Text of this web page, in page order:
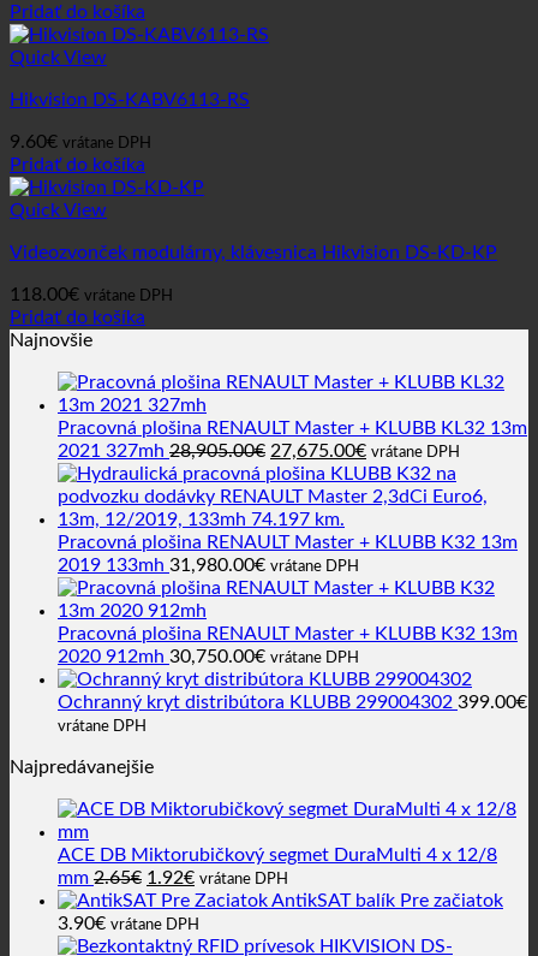
Pridať do košíka
Quick View
Hikvision DS-KABV6113-RS
9.60€ vrátane DPH
Pridať do košíka
Quick View
Videozvonček modulárny, klávesnica Hikvision DS-KD-KP
118.00€ vrátane DPH
Pridať do košíka
Najnovšie
Pracovná plošina RENAULT Master + KLUBB KL32 13m
2021 327mh 28,905.00€ Pôvodná
cena
bola:
28,905.00€.
27,675.00€Aktuálna
cena
je:
vrátane DPH
Pracovná plošina RENAULT Master + KLUBB K32 13m
2019 133mh 31,980.00€ vrátane DPH
Pracovná plošina RENAULT Master + KLUBB K32 13m
2020 912mh 30,750.00€ vrátane DPH
Ochranný kryt distribútora KLUBB 299004302 399.00€
vrátane DPH
Najpredávanejšie
ACE DB Miktorubičkový segmet DuraMulti 4 x 12/8
mm 2.65€ Pôvodná
cena
bola:
2.65€.
1.92€Aktuálna
cena
je:
1.92€.
vrátane DPH
AntikSAT balík Pre začiatok
3.90€ vrátane DPH